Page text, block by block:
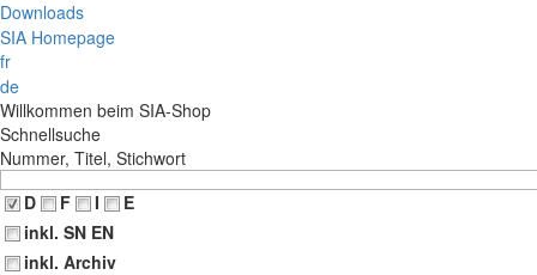
Downloads
SIA Homepage
fr
de
Willkommen beim SIA-Shop
Schnellsuche
Nummer, Titel, Stichwort
D
F I
E
inkl. SN EN
inkl. Archiv